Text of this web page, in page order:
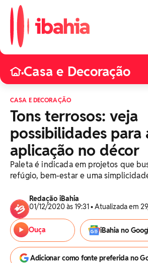
•Casa e Decoração
CASA E DECORAÇÃO
Tons terrosos: veja
possibilidades para
aplicação no décor
Paleta é indicada em projetos que
refúgio, bem-estar e uma
Redação iBahia
01/12/2020 às 19:31 • Atualizada em
Ouça iBahia no
Adicionar como fonte preferida no